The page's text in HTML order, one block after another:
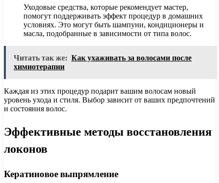
Уходовые средства, которые рекомендует мастер,
помогут поддерживать эффект процедур в домашних
условиях. Это могут быть шампуни, кондиционеры и
масла, подобранные в зависимости от типа волос.
Читать так же: Как ухаживать за волосами после
химиотерапии
Каждая из этих процедур подарит вашим волосам новый
уровень ухода и стиля. Выбор зависит от ваших предпочтений
и состояния волос.
Эффективные методы восстановления
локонов
Кератиновое выпрямление